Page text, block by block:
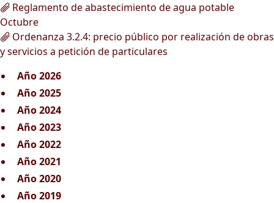
Reglamento de abastecimiento de agua potable
Octubre
Ordenanza 3.2.4: precio público por realización de obras
y servicios a petición de particulares
Año 2026
Año 2025
Año 2024
Año 2023
Año 2022
Año 2021
Año 2020
Año 2019